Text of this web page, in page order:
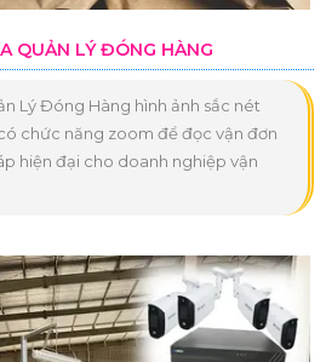
QUẢN LÝ ĐÓNG HÀNG
Lý Đóng Hàng hình ảnh sắc nét
chức năng zoom để đọc vận đơn
hiện đại cho doanh nghiệp vận